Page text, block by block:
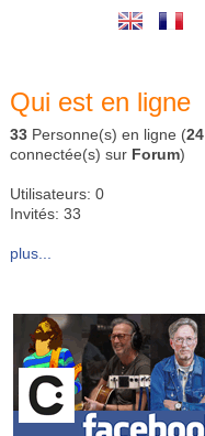
Qui est en ligne
33 Personne(s) en ligne (24
connectée(s) sur Forum)
Utilisateurs: 0
Invités: 33
plus...